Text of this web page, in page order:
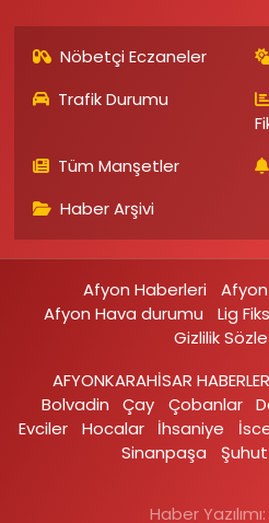
Nöbetçi Eczaneler
Trafik Durumu
Tüm Manşetler
Haber Arşivi
Afyon Haberleri
Afyon Hava durumu
Lig
Gizlilik
AFYONKARAHİSAR
Bolvadin
Çay Çobanlar
Evciler‎
Hocalar İhsaniye‎
Sinanpaşa
Şuhut
Haber Yazılımı: